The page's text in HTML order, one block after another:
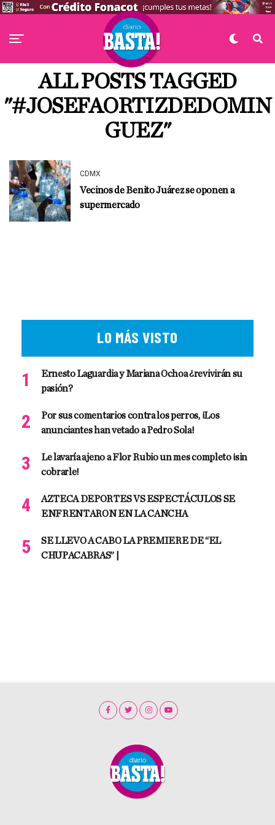
ALL POSTS TAGGED
"#JOSEFAORTIZDEDOMIN
GUEZ"
CDMX
Vecinos de Benito Juárez se oponen a
supermercado
LO MÁS VISTO
Ernesto Laguardia y Mariana Ochoa ¿revivirán su
pasión?
Por sus comentarios contra los perros, ¡Los
anunciantes han vetado a Pedro Sola!
Le lavaría ajeno a Flor Rubio un mes completo ¡sin
cobrarle!
AZTECA DEPORTES VS ESPECTÁCULOS SE
ENFRENTARON EN LA CANCHA
SE LLEVO A CABO LA PREMIERE DE “EL
CHUPACABRAS” |